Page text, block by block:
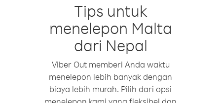
Tips untuk
menelepon Malta
dari Nepal
Viber Out memberi Anda waktu
menelepon lebih banyak dengan
biaya lebih murah. Pilih dari opsi